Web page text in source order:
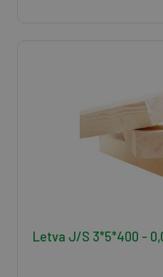
Letva J/S 3*5*400 -